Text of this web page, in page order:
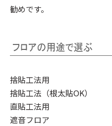
勧めです。
捨貼工法用
捨貼工法（根太貼OK）
直貼工法用
遮音フロア